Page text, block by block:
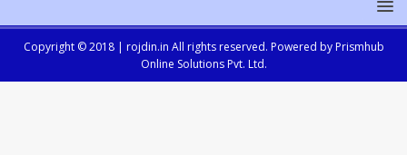
Copyright © 2018 | rojdin.in All rights reserved. Powered by Prismhub
Online Solutions Pvt. Ltd.